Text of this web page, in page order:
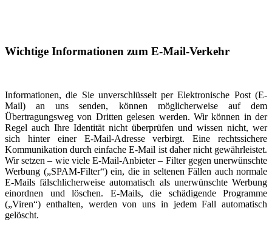
Wichtige Informationen zum E-Mail-Verkehr
Informationen, die Sie unverschlüsselt per Elektronische Post (E-
Mail) an uns senden, können möglicherweise auf dem
Übertragungsweg von Dritten gelesen werden. Wir können in der
Regel auch Ihre Identität nicht überprüfen und wissen nicht, wer
sich hinter einer E-Mail-Adresse verbirgt. Eine rechtssichere
Kommunikation durch einfache E-Mail ist daher nicht gewährleistet.
Wir setzen – wie viele E-Mail-Anbieter – Filter gegen unerwünschte
Werbung („SPAM-Filter“) ein, die in seltenen Fällen auch normale
E-Mails fälschlicherweise automatisch als unerwünschte Werbung
einordnen und löschen. E-Mails, die schädigende Programme
(„Viren“) enthalten, werden von uns in jedem Fall automatisch
gelöscht.